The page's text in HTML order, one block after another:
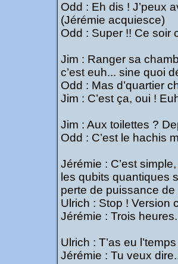
Odd : Eh dis ! J’peux
(Jérémie acquiesce)
Odd : Super !! Ce soir
Jim : Ranger sa
c’est euh... sine quoi
Odd : Mas d’quartier
Jim : C’est ça, oui !
Jim : Aux toilettes ?
Odd : C’est le hachis
Jérémie : C’est
les qubits quantiques
perte de puissance
Ulrich : Stop ! Version
Jérémie : Trois heures.
Ulrich : T’as eu
Jérémie : Tu veux